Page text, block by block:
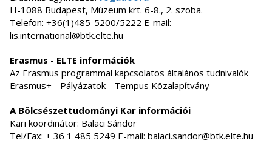
H-1088 Budapest, Múzeum krt. 6-8., 2. szoba.
Telefon: +36(1)485-5200/5222 E-mail:
lis.international@btk.elte.hu
Erasmus - ELTE információk
Az Erasmus programmal kapcsolatos általános tudnivalók
Erasmus+ - Pályázatok - Tempus Közalapítvány
A Bölcsészettudományi Kar információi
Kari koordinátor: Balaci Sándor
Tel/Fax: + 36 1 485 5249 E-mail: balaci.sandor@btk.elte.hu